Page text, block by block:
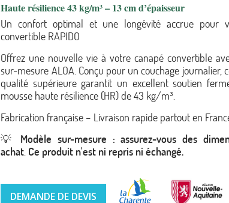
Haute résilience 43 kg/m³ – 13 cm d’épaisseur
Un confort optimal et une longévité accrue pour
convertible RAPIDO
Offrez une nouvelle vie à votre canapé convertible
sur-mesure ALOA. Conçu pour un couchage journalier,
qualité supérieure garantit un excellent soutien
mousse haute résilience (HR) de 43 kg/m³.
Fabrication française – Livraison rapide partout en
💡 Modèle sur-mesure : assurez-vous des
achat. Ce produit n'est ni repris ni échangé.
DEMANDE DE DEVIS